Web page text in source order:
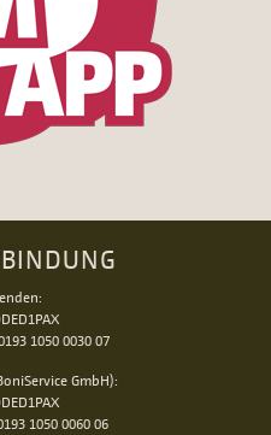
1050 0030 07
GmbH):
1050 0060 06